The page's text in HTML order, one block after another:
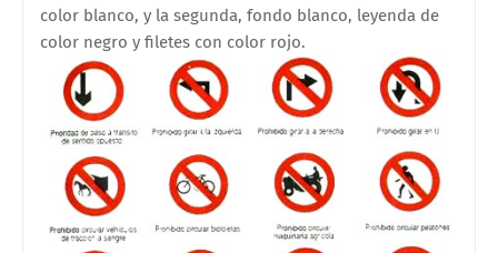
color blanco, y la segunda, fondo blanco, leyenda de
color negro y filetes con color rojo.